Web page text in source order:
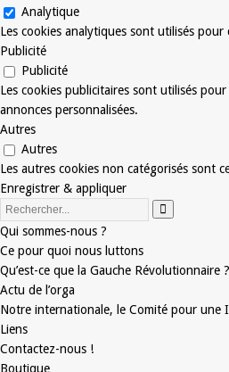
Analytique
Les cookies analytiques sont utilisés
Publicité
Publicité
Les cookies publicitaires sont utilisés
annonces personnalisées.
Autres
Autres
Les autres cookies non catégorisés sont
Enregistrer & appliquer
Qui sommes-nous ?
Ce pour quoi nous luttons
Qu’est-ce que la Gauche Révolutionnaire ?
Actu de l’orga
Notre internationale, le Comité pour une
Liens
Contactez-nous !
Boutique